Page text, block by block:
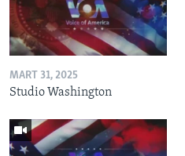
MART 31, 2025
Studio Washington